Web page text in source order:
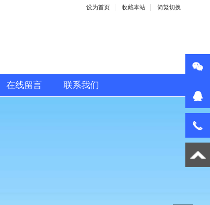
设为首页 收藏本站 简繁切换
在线留言 联系我们